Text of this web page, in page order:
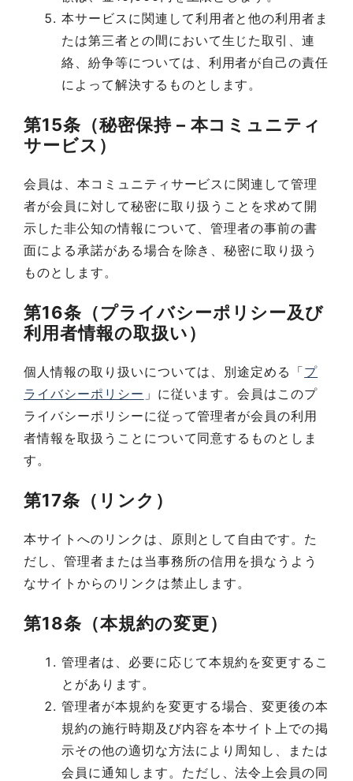
本サービスに関連して利用者と他の利用者ま
たは第三者との間において生じた取引、連
絡、紛争等については、利用者が自己の責任
によって解決するものとします。
第15条（秘密保持 – 本コミュニティ
サービス）
会員は、本コミュニティサービスに関連して管理
者が会員に対して秘密に取り扱うことを求めて開
示した非公知の情報について、管理者の事前の書
面による承諾がある場合を除き、秘密に取り扱う
ものとします。
第16条（プライバシーポリシー及び
利用者情報の取扱い）
個人情報の取り扱いについては、別途定める「プ
ライバシーポリシー 」に従います。会員はこのプ
ライバシーポリシーに従って管理者が会員の利用
者情報を取扱うことについて同意するものとしま
す。
第17条（リンク）
本サイトへのリンクは、原則として自由です。た
だし、管理者または当事務所の信用を損なうよう
なサイトからのリンクは禁止します。
第18条（本規約の変更）
管理者は、必要に応じて本規約を変更するこ
とがあります。
管理者が本規約を変更する場合、変更後の本
規約の施行時期及び内容を本サイト上での掲
示その他の適切な方法により周知し、または
会員に通知します。ただし、法令上会員の同